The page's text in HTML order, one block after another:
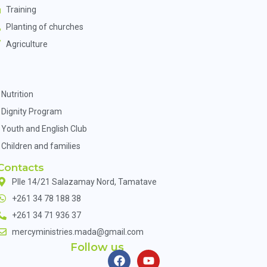
Training
Planting of churches
Agriculture
Nutrition
Dignity Program
Youth and English Club
Children and families
Plle 14/21 Salazamay Nord, Tamatave
+261 34 78 188 38
+261 34 71 936 37
mercyministries.mada@gmail.com
Follow us